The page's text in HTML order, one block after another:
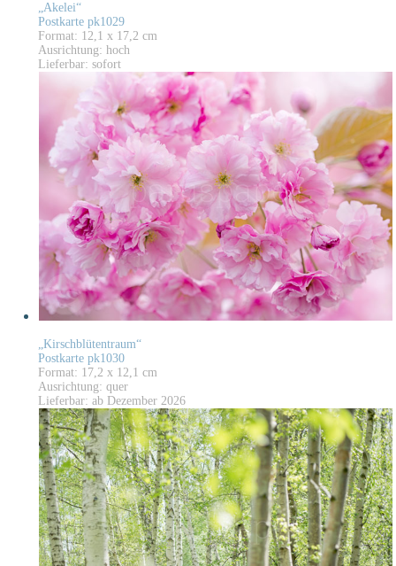
„Akelei“
Postkarte pk1029
Format: 12,1 x 17,2 cm
Ausrichtung: hoch
Lieferbar: sofort
„Kirschblütentraum“
Postkarte pk1030
Format: 17,2 x 12,1 cm
Ausrichtung: quer
Lieferbar: ab Dezember 2026